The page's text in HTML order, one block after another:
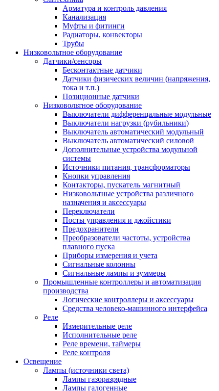
Арматура и контроль давления
Канализация
Муфты и фитинги
Радиаторы, конвекторы
Трубы
Низковольтное оборудование
Датчики/сенсоры
Бесконтактные датчики
Датчики физических величин (напряжения,
тока и т.п.)
Позиционные датчики
Низковольтное оборудование
Выключатели дифференцальные модульные
Выключатели нагрузки (рубильники)
Выключатель автоматический модульный
Выключатель автоматический силовой
Дополнительные устройства модульной
системы
Источники питания, трансформаторы
Кнопки управления
Контакторы, пускатель магнитный
Низковольтные устройства различного
назначения и аксессуары
Переключатели
Посты управления и джойстики
Предохранители
Преобразователи частоты, устройства
плавного пуска
Приборы измерения и учета
Сигнальные колонны
Сигнальные лампы и зуммеры
Промышленные контроллеры и автоматизация
производства
Логические контроллеры и аксессуары
Средства человеко-машинного интерфейса
Реле
Измерительные реле
Исполнительные реле
Реле времени, таймеры
Реле контроля
Освещение
Лампы (источники света)
Лампы газоразрядные
Лампы галогенные